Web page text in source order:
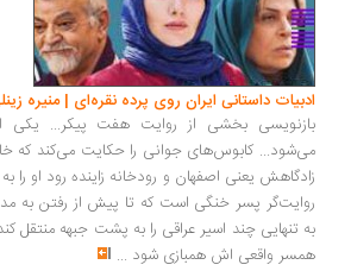
ادبیات داستانی ایران روی پرده نقره‌ای | منیره
بازنویسی بخشی از روایت هفت پیکر... یکی
می‌شود... کابوس‌های جوانی را حکایت می‌کند که
زادگاهش یعنی اصفهان و رودخانه زاینده رود او را
روایت‌گر پسر خنگی است که تا پیش از رفتن به
به تنهایی چند اسیر عراقی را به پشت جبهه منتقل
همسر واقعی اش همبازی شود ...